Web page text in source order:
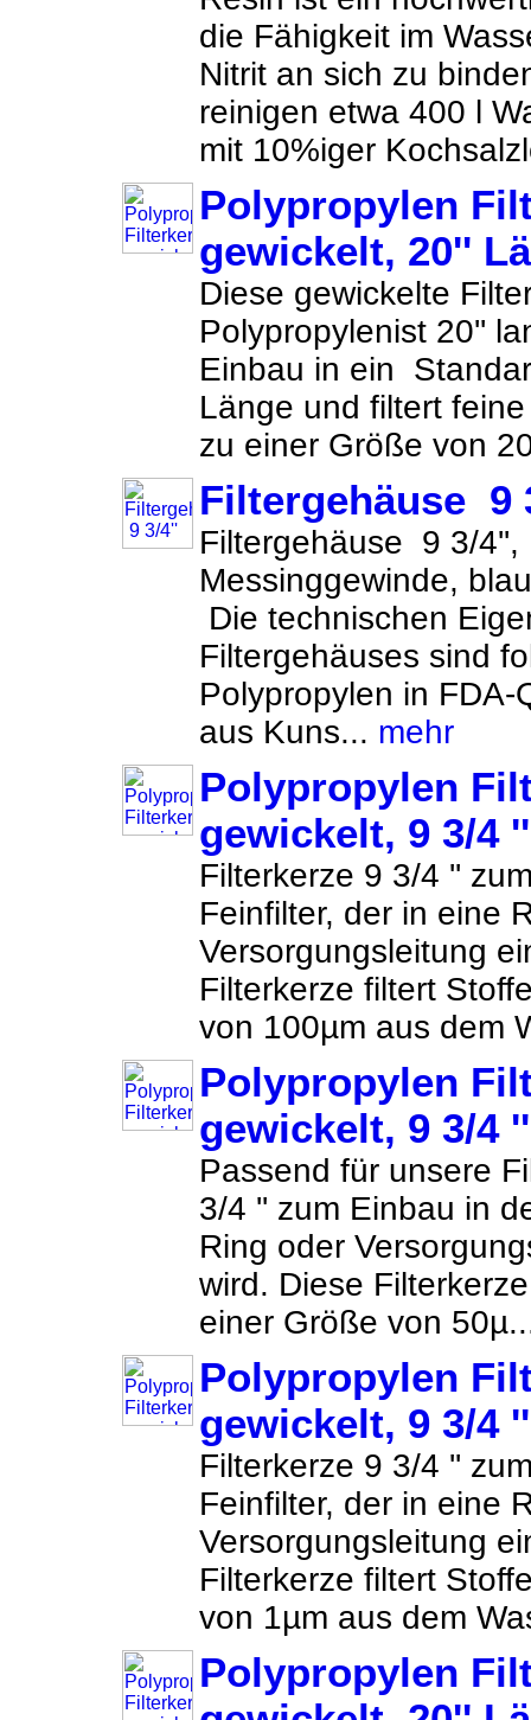
die Fähigkeit im
Nitrit an sich zu
reinigen etwa 400 l
mit 10%iger
Polypropylen
gewickelt, 20''
Diese gewickelte
Polypropylenist 20''
Einbau in ein
Länge und filtert
zu einer Größe von
Filtergehäuse 9
Filtergehäuse 9 3/4'',
Messinggewinde,
Die technischen
Filtergehäuses sind
Polypropylen in
aus Kuns... mehr
Polypropylen
gewickelt, 9 3/4
Filterkerze 9 3/4 ''
Feinfilter, der in eine
Versorgungsleitung
Filterkerze filtert
von 100µm aus dem
Polypropylen
gewickelt, 9 3/4
Passend für unsere
3/4 '' zum Einbau in
Ring oder
wird. Diese
einer Größe von
Polypropylen
gewickelt, 9 3/4
Filterkerze 9 3/4 ''
Feinfilter, der in eine
Versorgungsleitung
Filterkerze filtert
von 1µm aus dem
Polypropylen